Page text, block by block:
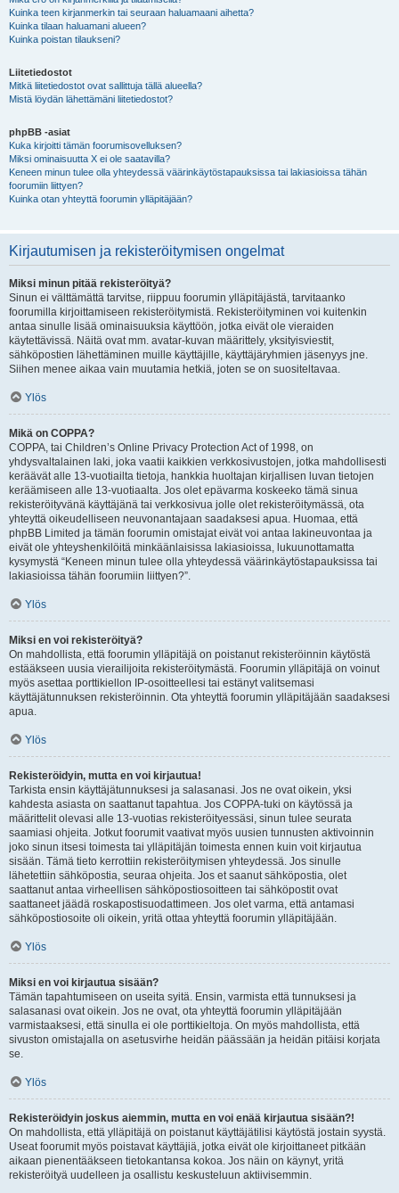
Kuinka teen kirjanmerkin tai seuraan haluamaani aihetta?
Kuinka tilaan haluamani alueen?
Kuinka poistan tilaukseni?
Liitetiedostot
Mitkä liitetiedostot ovat sallittuja tällä alueella?
Mistä löydän lähettämäni liitetiedostot?
phpBB -asiat
Kuka kirjoitti tämän foorumisovelluksen?
Miksi ominaisuutta X ei ole saatavilla?
Keneen minun tulee olla yhteydessä väärinkäytöstapauksissa tai lakiasioissa tähän
foorumiin liittyen?
Kuinka otan yhteyttä foorumin ylläpitäjään?
Kirjautumisen ja rekisteröitymisen ongelmat
Miksi minun pitää rekisteröityä?
Sinun ei välttämättä tarvitse, riippuu foorumin ylläpitäjästä, tarvitaanko
foorumilla kirjoittamiseen rekisteröitymistä. Rekisteröityminen voi kuitenkin
antaa sinulle lisää ominaisuuksia käyttöön, jotka eivät ole vieraiden
käytettävissä. Näitä ovat mm. avatar-kuvan määrittely, yksityisviestit,
sähköpostien lähettäminen muille käyttäjille, käyttäjäryhmien jäsenyys jne.
Siihen menee aikaa vain muutamia hetkiä, joten se on suositeltavaa.
Ylös
Mikä on COPPA?
COPPA, tai Children’s Online Privacy Protection Act of 1998, on
yhdysvaltalainen laki, joka vaatii kaikkien verkkosivustojen, jotka mahdollisesti
keräävät alle 13-vuotiailta tietoja, hankkia huoltajan kirjallisen luvan tietojen
keräämiseen alle 13-vuotiaalta. Jos olet epävarma koskeeko tämä sinua
rekisteröityvänä käyttäjänä tai verkkosivua jolle olet rekisteröitymässä, ota
yhteyttä oikeudelliseen neuvonantajaan saadaksesi apua. Huomaa, että
phpBB Limited ja tämän foorumin omistajat eivät voi antaa lakineuvontaa ja
eivät ole yhteyshenkilöitä minkäänlaisissa lakiasioissa, lukuunottamatta
kysymystä “Keneen minun tulee olla yhteydessä väärinkäytöstapauksissa tai
lakiasioissa tähän foorumiin liittyen?”.
Ylös
Miksi en voi rekisteröityä?
On mahdollista, että foorumin ylläpitäjä on poistanut rekisteröinnin käytöstä
estääkseen uusia vierailijoita rekisteröitymästä. Foorumin ylläpitäjä on voinut
myös asettaa porttikiellon IP-osoitteellesi tai estänyt valitsemasi
käyttäjätunnuksen rekisteröinnin. Ota yhteyttä foorumin ylläpitäjään saadaksesi
apua.
Ylös
Rekisteröidyin, mutta en voi kirjautua!
Tarkista ensin käyttäjätunnuksesi ja salasanasi. Jos ne ovat oikein, yksi
kahdesta asiasta on saattanut tapahtua. Jos COPPA-tuki on käytössä ja
määrittelit olevasi alle 13-vuotias rekisteröityessäsi, sinun tulee seurata
saamiasi ohjeita. Jotkut foorumit vaativat myös uusien tunnusten aktivoinnin
joko sinun itsesi toimesta tai ylläpitäjän toimesta ennen kuin voit kirjautua
sisään. Tämä tieto kerrottiin rekisteröitymisen yhteydessä. Jos sinulle
lähetettiin sähköpostia, seuraa ohjeita. Jos et saanut sähköpostia, olet
saattanut antaa virheellisen sähköpostiosoitteen tai sähköpostit ovat
saattaneet jäädä roskapostisuodattimeen. Jos olet varma, että antamasi
sähköpostiosoite oli oikein, yritä ottaa yhteyttä foorumin ylläpitäjään.
Ylös
Miksi en voi kirjautua sisään?
Tämän tapahtumiseen on useita syitä. Ensin, varmista että tunnuksesi ja
salasanasi ovat oikein. Jos ne ovat, ota yhteyttä foorumin ylläpitäjään
varmistaaksesi, että sinulla ei ole porttikieltoja. On myös mahdollista, että
sivuston omistajalla on asetusvirhe heidän päässään ja heidän pitäisi korjata
se.
Ylös
Rekisteröidyin joskus aiemmin, mutta en voi enää kirjautua sisään?!
On mahdollista, että ylläpitäjä on poistanut käyttäjätilisi käytöstä jostain syystä.
Useat foorumit myös poistavat käyttäjiä, jotka eivät ole kirjoittaneet pitkään
aikaan pienentääkseen tietokantansa kokoa. Jos näin on käynyt, yritä
rekisteröityä uudelleen ja osallistu keskusteluun aktiivisemmin.